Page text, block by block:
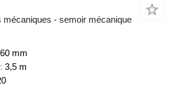
mécaniques - semoir mécanique
60 mm
3,5 m